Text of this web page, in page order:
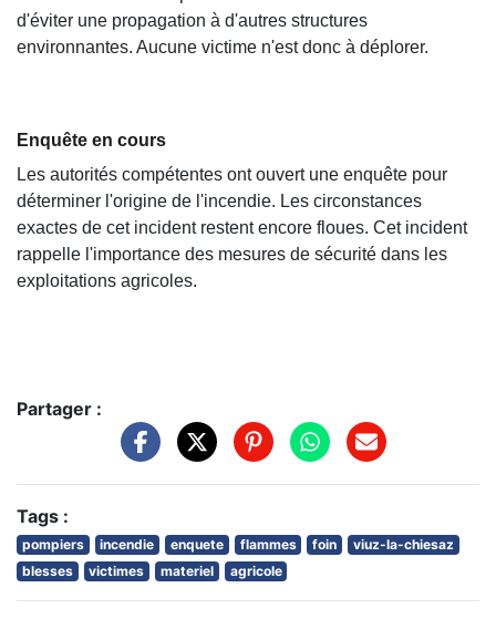
d'éviter une propagation à d'autres structures
environnantes. Aucune victime n'est donc à déplorer.
Enquête en cours
Les autorités compétentes ont ouvert une enquête pour
déterminer l'origine de l'incendie. Les circonstances
exactes de cet incident restent encore floues. Cet incident
rappelle l'importance des mesures de sécurité dans les
exploitations agricoles.
Partager :
Tags :
pompiers incendie enquete flammes foin
viuz-la-chiesaz
blesses
victimes materiel agricole